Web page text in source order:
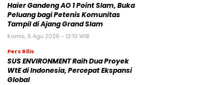
Haier Gandeng AO 1 Point Slam, Buka
Peluang bagi Petenis Komunitas
Tampil di Ajang Grand Slam
Kamis, 6 Agu 2026 - 12:10 WIB
Pers Rilis
SUS ENVIRONMENT Raih Dua Proyek
WtE di Indonesia, Percepat Ekspansi
Global